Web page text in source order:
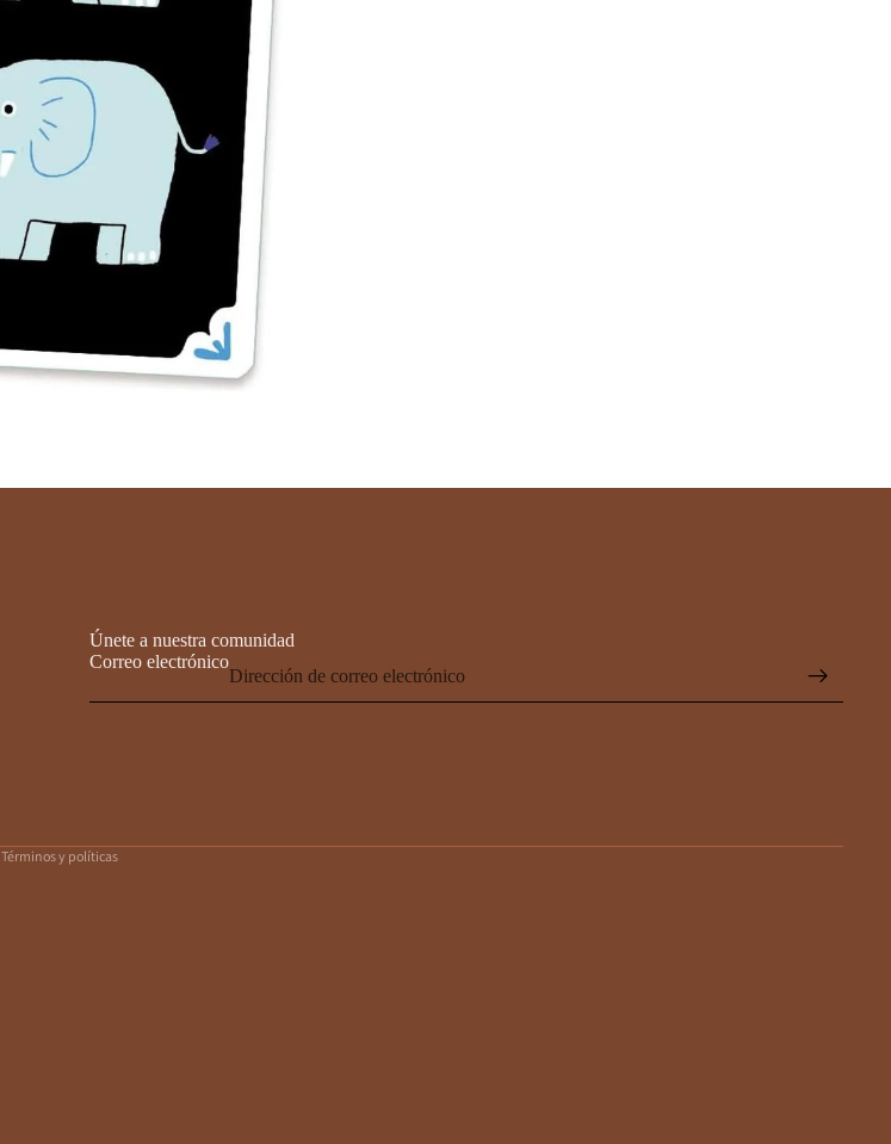
Únete a nuestra comunidad
Correo electrónico
Términos y políticas